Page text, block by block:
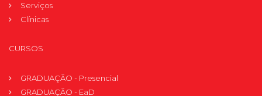
Serviços
Clínicas
CURSOS
GRADUAÇÃO - Presencial
GRADUAÇÃO - EaD